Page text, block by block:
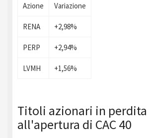
Azione Variazione
RENA +2,98%
PERP +2,94%
LVMH +1,56%
Titoli azionari in perdita
all'apertura di CAC 40